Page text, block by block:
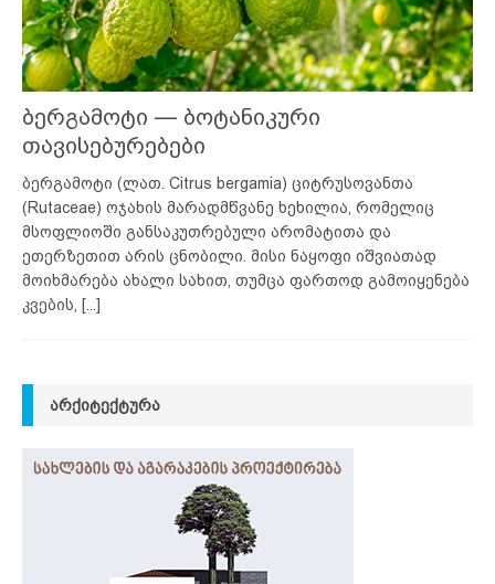
ბერგამოტი — ბოტანიკური
თავისებურებები
ბერგამოტი (ლათ. Citrus bergamia) ციტრუსოვანთა
(Rutaceae) ოჯახის მარადმწვანე ხეხილია, რომელიც
მსოფლიოში განსაკუთრებული არომატითა და
ეთერზეთით არის ცნობილი. მისი ნაყოფი იშვიათად
მოიხმარება ახალი სახით, თუმცა ფართოდ გამოიყენება
კვების, [...]
ᲐᲠᲥᲘᲢᲔᲥᲢᲣᲠᲐ